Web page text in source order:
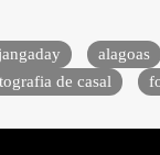
jangaday alagoas
de casal